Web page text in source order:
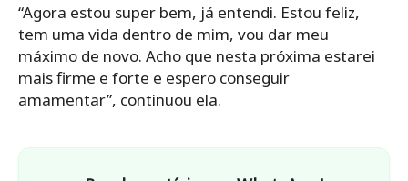
“Agora estou super bem, já entendi. Estou feliz,
tem uma vida dentro de mim, vou dar meu
máximo de novo. Acho que nesta próxima estarei
mais firme e forte e espero conseguir
amamentar”, continuou ela.